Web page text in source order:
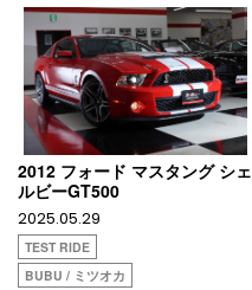
2012 フォード マスタング シェ
ルビーGT500
2025.05.29
TEST RIDE
BUBU / ミツオカ